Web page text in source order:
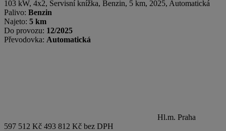
103 kW, 4x2, Servisní knížka, Benzin, 5 km, 2025, Automatická
Palivo: Benzin
Najeto: 5 km
Do provozu: 12/2025
Převodovka: Automatická
Hl.m. Praha
597 512 Kč 493 812 Kč bez DPH